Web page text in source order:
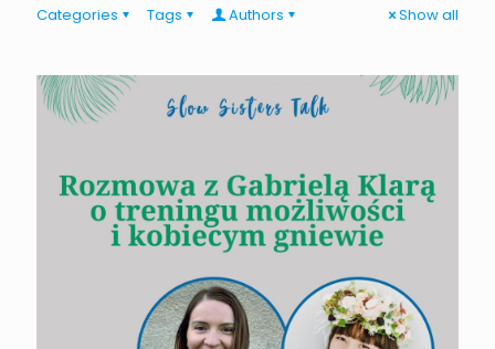
Categories Tags Authors Show all